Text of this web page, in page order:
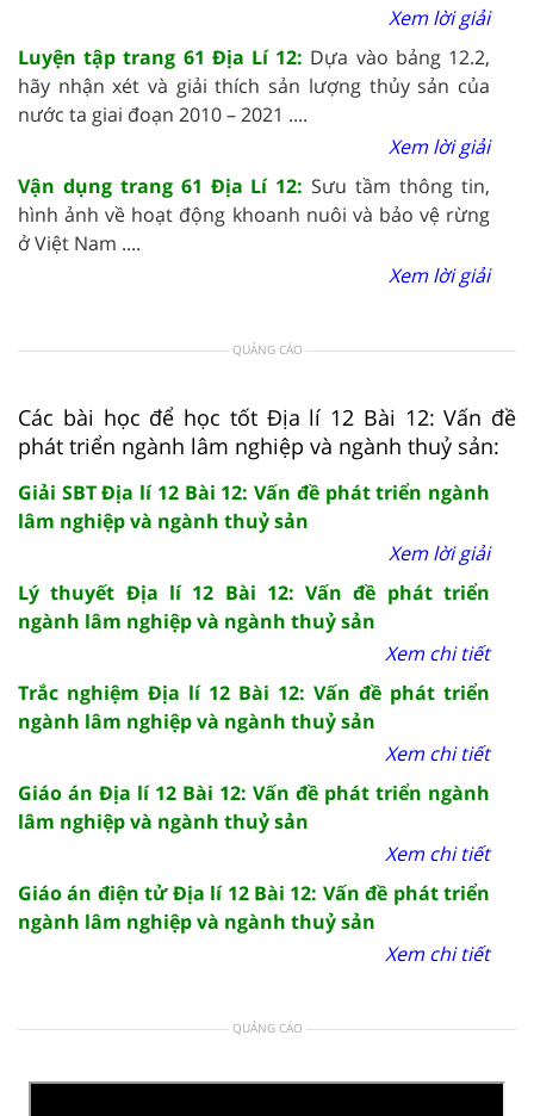
Xem lời giải
Luyện tập trang 61 Địa Lí 12: Dựa vào bảng 12.2,
hãy nhận xét và giải thích sản lượng thủy sản của
nước ta giai đoạn 2010 – 2021 ....
Xem lời giải
Vận dụng trang 61 Địa Lí 12: Sưu tầm thông tin,
hình ảnh về hoạt động khoanh nuôi và bảo vệ rừng
ở Việt Nam ....
Xem lời giải
QUẢNG CÁO
Các bài học để học tốt Địa lí 12 Bài 12: Vấn đề
phát triển ngành lâm nghiệp và ngành thuỷ sản:
Giải SBT Địa lí 12 Bài 12: Vấn đề phát triển ngành
lâm nghiệp và ngành thuỷ sản
Xem lời giải
Lý thuyết Địa lí 12 Bài 12: Vấn đề phát triển
ngành lâm nghiệp và ngành thuỷ sản
Xem chi tiết
Trắc nghiệm Địa lí 12 Bài 12: Vấn đề phát triển
ngành lâm nghiệp và ngành thuỷ sản
Xem chi tiết
Giáo án Địa lí 12 Bài 12: Vấn đề phát triển ngành
lâm nghiệp và ngành thuỷ sản
Xem chi tiết
Giáo án điện tử Địa lí 12 Bài 12: Vấn đề phát triển
ngành lâm nghiệp và ngành thuỷ sản
Xem chi tiết
QUẢNG CÁO